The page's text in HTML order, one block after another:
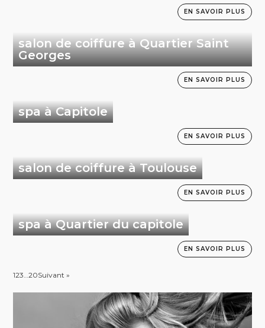
EN SAVOIR PLUS
salon de coiffure à Quartier Saint
Georges
EN SAVOIR PLUS
spa à Capitole
EN SAVOIR PLUS
salon de coiffure à Toulouse
EN SAVOIR PLUS
spa à Quartier du capitole
EN SAVOIR PLUS
123 …20Suivant »